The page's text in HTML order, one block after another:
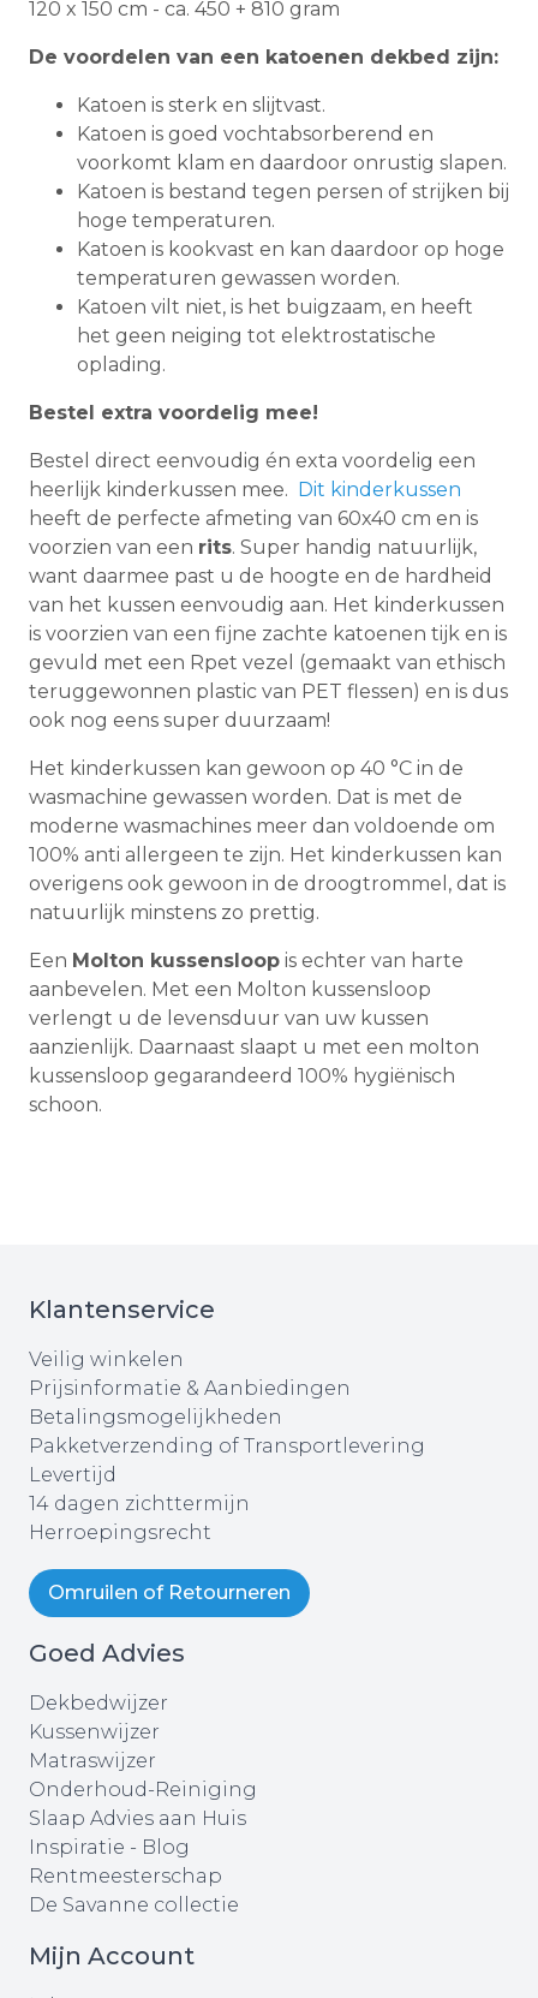
120 x 150 cm - ca. 450 + 810 gram
De voordelen van een katoenen dekbed zijn:
Katoen is sterk en slijtvast.
Katoen is goed vochtabsorberend en
voorkomt klam en daardoor onrustig slapen.
Katoen is bestand tegen persen of strijken bij
hoge temperaturen.
Katoen is kookvast en kan daardoor op hoge
temperaturen gewassen worden.
Katoen vilt niet, is het buigzaam, en heeft
het geen neiging tot elektrostatische
oplading.
Bestel extra voordelig mee!
Bestel direct eenvoudig én exta voordelig een
heerlijk kinderkussen mee.
Dit kinderkussen
heeft de perfecte afmeting van 60x40 cm en is
voorzien van een rits. Super handig natuurlijk,
want daarmee past u de hoogte en de hardheid
van het kussen eenvoudig aan. Het kinderkussen
is voorzien van een fijne zachte katoenen tijk en is
gevuld met een Rpet vezel (gemaakt van ethisch
teruggewonnen plastic van PET flessen) en is dus
ook nog eens super duurzaam!
Het kinderkussen kan gewoon op 40 °C in de
wasmachine gewassen worden. Dat is met de
moderne wasmachines meer dan voldoende om
100% anti allergeen te zijn. Het kinderkussen kan
overigens ook gewoon in de droogtrommel, dat is
natuurlijk minstens zo prettig.
Een Molton kussensloop is echter van harte
aanbevelen. Met een Molton kussensloop
verlengt u de levensduur van uw kussen
aanzienlijk. Daarnaast slaapt u met een molton
kussensloop gegarandeerd 100% hygiënisch
schoon.
Klantenservice
Veilig winkelen
Prijsinformatie & Aanbiedingen
Betalingsmogelijkheden
Pakketverzending of Transportlevering
Levertijd
14 dagen zichttermijn
Herroepingsrecht
Omruilen of Retourneren
Goed Advies
Dekbedwijzer
Kussenwijzer
Matraswijzer
Onderhoud-Reiniging
Slaap Advies aan Huis
Inspiratie - Blog
Rentmeesterschap
De Savanne collectie
Mijn Account